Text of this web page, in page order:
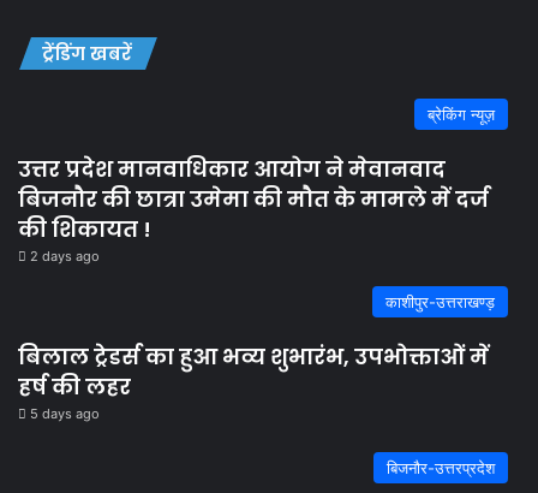
ट्रेंडिंग खबरें
ब्रेकिंग न्यूज़
उत्तर प्रदेश मानवाधिकार आयोग ने मेवानवाद
बिजनौर की छात्रा उमेमा की मौत के मामले में दर्ज
की शिकायत !
2 days ago
काशीपुर-उत्तराखण्ड़
बिलाल ट्रेडर्स का हुआ भव्य शुभारंभ, उपभोक्ताओं में
हर्ष की लहर
5 days ago
बिजनौर-उत्तरप्रदेश